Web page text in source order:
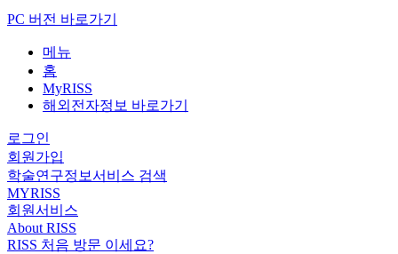
PC 버전 바로가기
메뉴
홈
MyRISS
해외전자정보 바로가기
로그인
회원가입
학술연구정보서비스 검색
MYRISS
회원서비스
About RISS
RISS 처음 방문 이세요?